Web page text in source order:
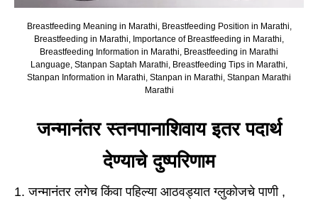
Breastfeeding Meaning in Marathi, Breastfeeding Position in Marathi,
Breastfeeding in Marathi, Importance of Breastfeeding in Marathi,
Breastfeeding Information in Marathi, Breastfeeding in Marathi
Language, Stanpan Saptah Marathi, Breastfeeding Tips in Marathi,
Stanpan Information in Marathi, Stanpan in Marathi, Stanpan Marathi
Marathi
जन्मानंतर स्तनपानाशिवाय इतर पदार्थ
देण्याचे दुष्परिणाम
जन्मानंतर लगेच किंवा पहिल्या आठवड्यात ग्लुकोजचे पाणी ,